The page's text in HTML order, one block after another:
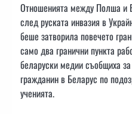
Отношенията между Полша и
след руската инвазия в
беше затворила повечето
само два гранични пункта
беларуски медии съобщиха
гражданин в Беларус по
ученията.